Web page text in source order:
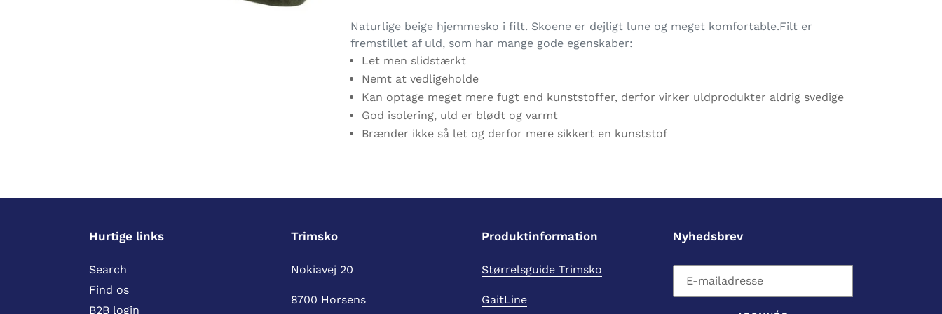
produkt
i
din
indkøbskurv
Naturlige beige hjemmesko i filt. Skoene er dejligt lune og meget komfortable.Filt er
fremstillet af uld, som har mange gode egenskaber:
Let men slidstærkt
Nemt at vedligeholde
Kan optage meget mere fugt end kunststoffer, derfor virker uldprodukter aldrig svedige
God isolering, uld er blødt og varmt
Brænder ikke så let og derfor mere sikkert en kunststof
Hurtige links
Search
Find os
B2B login
Trimsko
Nokiavej 20
8700 Horsens
Produktinformation
Størrelsguide Trimsko
GaitLine
Nyhedsbrev